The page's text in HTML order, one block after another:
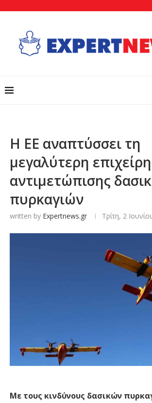
Η ΕΕ αναπτύσσει τη
μεγαλύτερη
αντιμετώπισης
πυρκαγιών
written by Expertnews.gr Τρίτη, 2
Με τους κινδύνους δασικών